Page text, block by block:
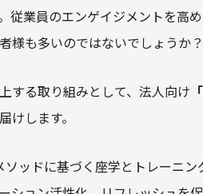
従業員のエンゲイジメントを高
様も多いのではないでしょうか？
する取り組みとして、法人向け
けします。
ッドに基づく座学とトレーニ